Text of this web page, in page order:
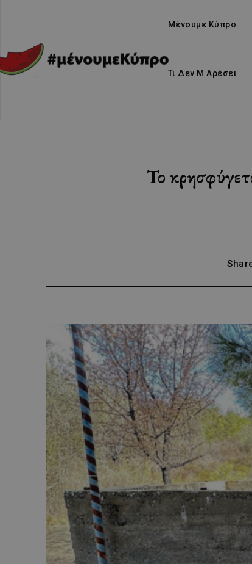
Μένουμε Κύπρο
Τι Δεν Μ Αρέσει
Το